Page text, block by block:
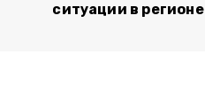
ситуации в регионе